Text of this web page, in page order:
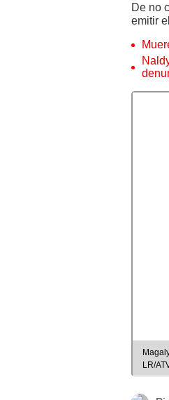
De no
emitir el
LR/